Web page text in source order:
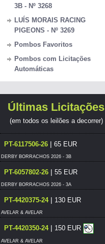
3B - Nº 3268
LUÍS MORAIS RACING
PIGEONS - Nº 3269
Pombos Favoritos
Pombos com Licitações
Automáticas
Últimas Licitações
(em todos os leilões a decorrer)
PT-6117506-26 | 65 EUR
DERBY BORRACHOS 2026 - 3B
PT-6057802-26 | 55 EUR
DERBY BORRACHOS 2026 - 3A
PT-4420375-24| 130 EUR
AVELAR & AVELAR
PT-4420350-24| 150 EUR
AVELAR & AVELAR